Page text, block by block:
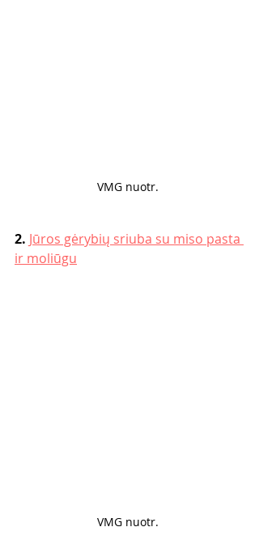
VMG nuotr.
2. Jūros gėrybių sriuba su miso pasta
ir moliūgu
VMG nuotr.